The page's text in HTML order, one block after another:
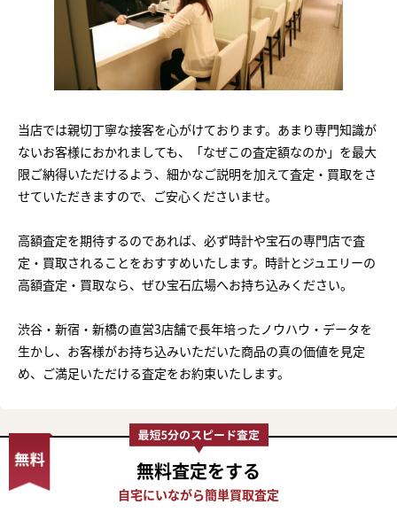
当店では親切丁寧な接客を心がけております。あまり専門知識が
ないお客様におかれましても、「なぜこの査定額なのか」を最大
限ご納得いただけるよう、細かなご説明を加えて査定・買取をさ
せていただきますので、ご安心くださいませ。
高額査定を期待するのであれば、必ず時計や宝石の専門店で査
定・買取されることをおすすめいたします。時計とジュエリーの
高額査定・買取なら、ぜひ宝石広場へお持ち込みください。
渋谷・新宿・新橋の直営3店舗で長年培ったノウハウ・データを
生かし、お客様がお持ち込みいただいた商品の真の価値を見定
め、ご満足いただける査定をお約束いたします。
無料査定をする